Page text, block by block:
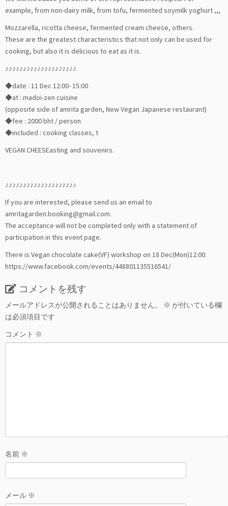
example, from non-dairy milk, from tofu, fermented soymilk yoghurt ,,,
Mozzarella, ricotta cheese, fermented cream cheese, others.
These are the greatest characteristics that not only can be used for
cooking, but also it is delicious to eat as it is.
♪♪♪♪♪♪♪♪♪♪♪♪♪♪♪♪♪♪♪♪
◆date : 11 Dec 12:00- 15:00
◆at : madoi-zen cuisine
(opposite side of amrita garden, New Vegan Japanese restaurant)
◆fee : 2000 bht / person
◆included : cooking classes, t
VEGAN CHEESEasting and souvenirs.
♪♪♪♪♪♪♪♪♪♪♪♪♪♪♪♪♪♪♪♪
If you are interested, please send us an email to
amritagarden.booking@gmail.com.
The acceptance will not be completed only with a statement of
participation in this event page.
There is Vegan chocolate cake(VF) workshop on 18 Dec(Mon)12:00.
https://www.facebook.com/events/448801135516541/
コメントを残す
メールアドレスが公開されることはありません。 ※ が付いている欄
は必須項目です
コメント ※
名前 ※
メール ※